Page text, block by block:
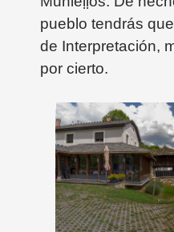
pueblo tendrás
de Interpretación,
por cierto.